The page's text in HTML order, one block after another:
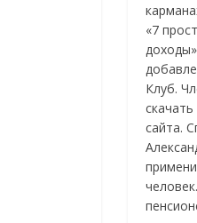
«7
Клуб.
сайта.